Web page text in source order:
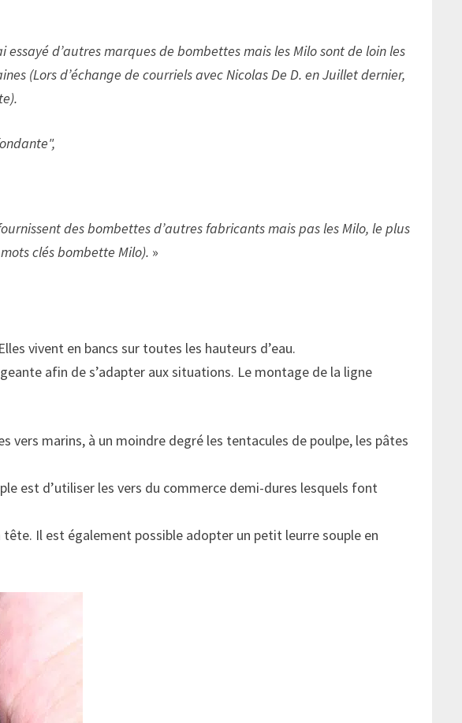
d’autres marques de bombettes mais les Milo sont de loin les
(Lors d’échange de courriels avec Nicolas De D. en Juillet dernier,
,
des bombettes d’autres fabricants mais pas les Milo, le plus
clés bombette Milo). »
vivent en bancs sur toutes les hauteurs d’eau.
afin de s’adapter aux situations. Le montage de la ligne
vers marins, à un moindre degré les tentacules de poulpe, les pâtes
est d’utiliser les vers du commerce demi-dures lesquels font
Il est également possible adopter un petit leurre souple en